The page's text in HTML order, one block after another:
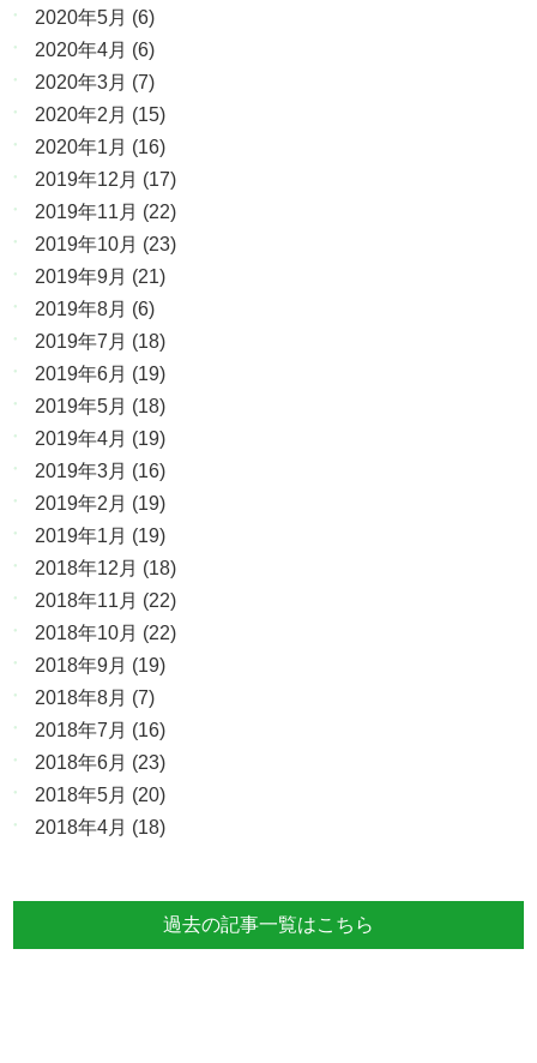
2020年5月 (6)
2020年4月 (6)
2020年3月 (7)
2020年2月 (15)
2020年1月 (16)
2019年12月 (17)
2019年11月 (22)
2019年10月 (23)
2019年9月 (21)
2019年8月 (6)
2019年7月 (18)
2019年6月 (19)
2019年5月 (18)
2019年4月 (19)
2019年3月 (16)
2019年2月 (19)
2019年1月 (19)
2018年12月 (18)
2018年11月 (22)
2018年10月 (22)
2018年9月 (19)
2018年8月 (7)
2018年7月 (16)
2018年6月 (23)
2018年5月 (20)
2018年4月 (18)
過去の記事一覧はこちら